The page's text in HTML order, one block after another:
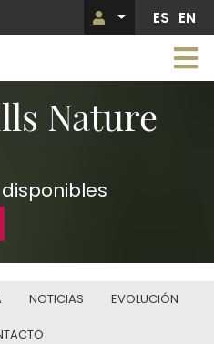
Menú de
ES EN
Nature
NOTICIAS EVOLUCIÓN